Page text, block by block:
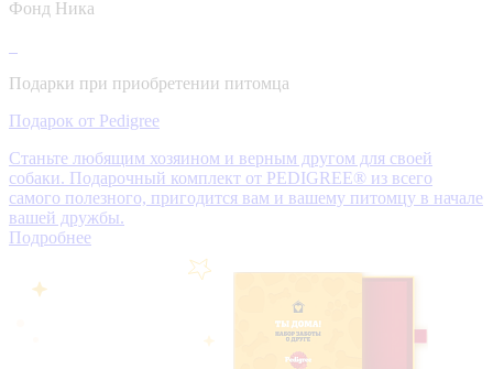
Фонд Ника
Подарки при приобретении питомца
Подарок от Pedigree
Станьте любящим хозяином и верным другом для своей
собаки. Подарочный комплект от PEDIGREE® из всего
самого полезного, пригодится вам и вашему питомцу в начале
вашей дружбы.
Подробнее